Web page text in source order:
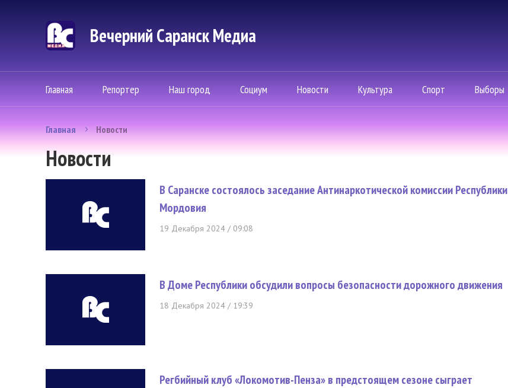
Вечерний Саранск Mедиа
Главная Репортер Наш город Социум Новости Культура Спорт Выборы
Главная Новости
Новости
В Саранске состоялось заседание Антинаркотической комиссии Республики
Мордовия
19 Декабря 2024 / 09:08
В Доме Республики обсудили вопросы безопасности дорожного движения
18 Декабря 2024 / 19:39
Регбийный клуб «Локомотив-Пенза» в предстоящем сезоне сыграет